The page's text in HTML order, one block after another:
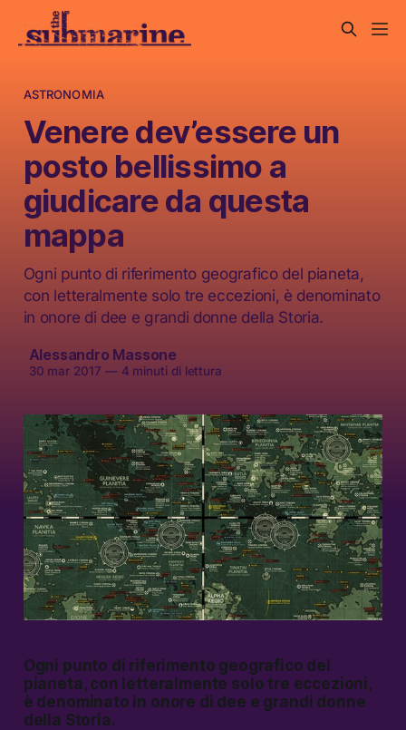
ASTRONOMIA
Venere dev’essere un
posto bellissimo a
giudicare da questa
mappa
Ogni punto di riferimento geografico del pianeta,
con letteralmente solo tre eccezioni, è denominato
in onore di dee e grandi donne della Storia.
Alessandro Massone
30 mar 2017 —4 minuti di lettura
Ogni punto di riferimento geografico del
pianeta, con letteralmente solo tre eccezioni,
è denominato in onore di dee e grandi donne
della Storia.